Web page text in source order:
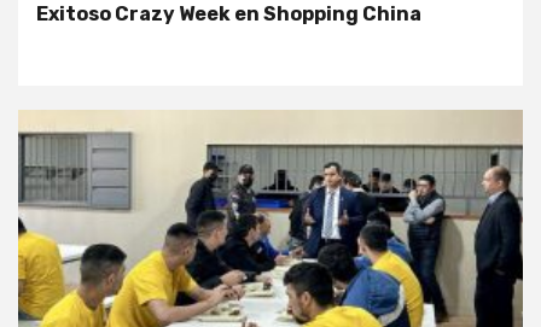
Exitoso Crazy Week en Shopping China